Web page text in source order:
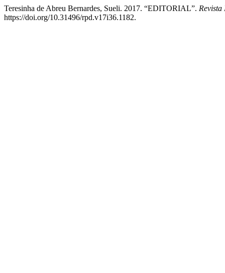
Teresinha de Abreu Bernardes, Sueli. 2017. “EDITORIAL”. Revista
https://doi.org/10.31496/rpd.v17i36.1182.